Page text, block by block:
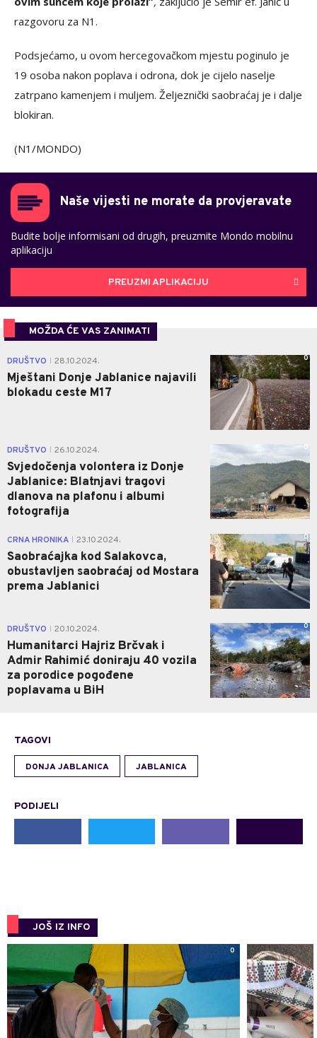
razgovoru za N1.
Podsjećamo, u ovom hercegovačkom mjestu poginulo je
19 osoba nakon poplava i odrona, dok je cijelo naselje
zatrpano kamenjem i muljem. Željeznički saobraćaj je i dalje
blokiran.
(N1/MONDO)
Naše vijesti ne morate da provjeravate
Budite bolje informisani od drugih, preuzmite Mondo mobilnu
aplikaciju
PREUZMI APLIKACIJU
MOŽDA ĆE VAS ZANIMATI
DRUŠTVO 28.10.2024.
Mještani Donje Jablanice najavili
blokadu ceste M17
0
DRUŠTVO 26.10.2024.
Svjedočenja volontera iz Donje
Jablanice: Blatnjavi tragovi
dlanova na plafonu i albumi
fotografija
0
CRNA HRONIKA 23.10.2024.
Saobraćajka kod Salakovca,
obustavljen saobraćaj od Mostara
prema Jablanici
0
DRUŠTVO 20.10.2024.
Humanitarci Hajriz Brčvak i
Admir Rahimić doniraju 40 vozila
za porodice pogođene
poplavama u BiH
0
TAGOVI
DONJA JABLANICA JABLANICA
PODIJELI
JOŠ IZ INFO
0